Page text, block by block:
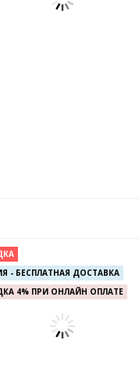
- БЕСПЛАТНАЯ ДОСТАВКА
4% ПРИ ОНЛАЙН ОПЛАТЕ